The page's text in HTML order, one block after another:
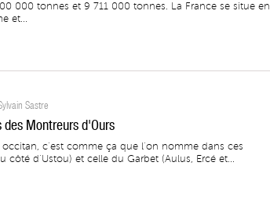
000 tonnes et 9 711 000 tonnes. La France se situe en
et...
Sastre
des Montreurs d'Ours
occitan, c’est comme ça que l’on nomme dans ces
côté d’Ustou) et celle du Garbet (Aulus, Ercé et...